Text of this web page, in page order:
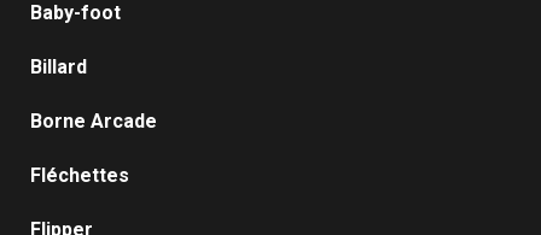
Baby-foot
Billard
Borne Arcade
Fléchettes
Flipper